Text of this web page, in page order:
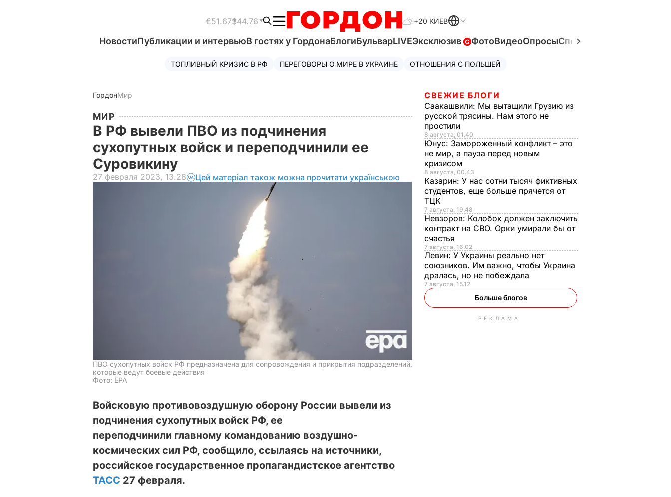
€51.67$44.76 +20 КИЕВ
НовостиПубликации и интервьюВ гостях у ГордонаБлогиБульварLIVEЭксклюзив ФотоВидеоОпросыСпецпроекты
ТОПЛИВНЫЙ КРИЗИС В РФ ПЕРЕГОВОРЫ О МИРЕ В УКРАИНЕ ОТНОШЕНИЯ С ПОЛЬШЕЙ
ГордонМир
МИР
В РФ вывели ПВО из подчинения
сухопутных войск и переподчинили ее
Суровикину
27 февраля 2023, 13.28 Цей матеріал також можна прочитати українською
ПВО сухопутных войск РФ предназначена для сопровождения и прикрытия подразделений,
которые ведут боевые действия
Фото: ЕРА
Войсковую противовоздушную оборону России вывели из
подчинения сухопутных войск РФ, ее
переподчинили главному командованию воздушно-
космических сил РФ, сообщило, ссылаясь на источники,
российское государственное пропагандистское агентство
ТАСС 27 февраля.
СВЕЖИЕ БЛОГИ
Саакашвили: Мы вытащили Грузию из
русской трясины. Нам этого не
простили
8 августа, 01.40
Юнус: Замороженный конфликт – это
не мир, а пауза перед новым
кризисом
8 августа, 00.43
Казарин: У нас сотни тысяч фиктивных
студентов, еще больше прячется от
ТЦК
7 августа, 19.48
Невзоров: Колобок должен заключить
контракт на СВО. Орки умирали бы от
счастья
7 августа, 16.02
Левин: У Украины реально нет
союзников. Им важно, чтобы Украина
дралась, но не побеждала
7 августа, 15.12
Больше блогов
РЕКЛАМА